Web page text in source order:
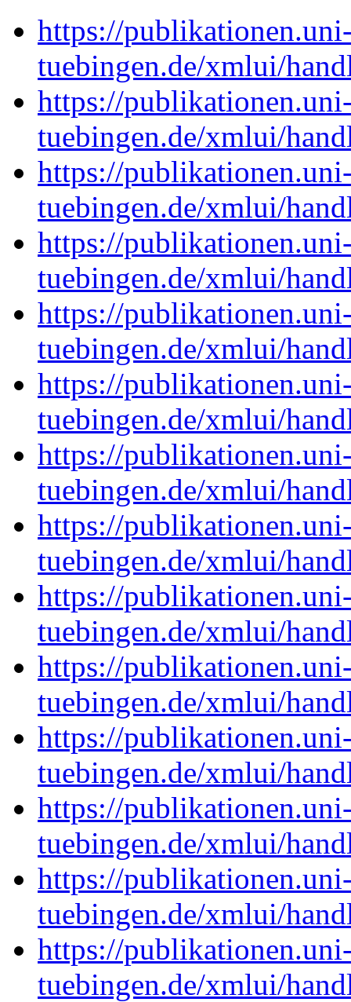
https://
tuebingen.de/xmlui/
https://
tuebingen.de/xmlui/
https://
tuebingen.de/xmlui/
https://
tuebingen.de/xmlui/
https://
tuebingen.de/xmlui/
https://
tuebingen.de/xmlui/
https://
tuebingen.de/xmlui/
https://
tuebingen.de/xmlui/
https://
tuebingen.de/xmlui/
https://
tuebingen.de/xmlui/
https://
tuebingen.de/xmlui/
https://
tuebingen.de/xmlui/
https://
tuebingen.de/xmlui/
https://
tuebingen.de/xmlui/